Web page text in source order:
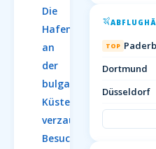
Die
Hafenstadt
an
der
bulgarischen
Küste
verzaubert
Besucher
TOP
Dortmund
Düsseldorf